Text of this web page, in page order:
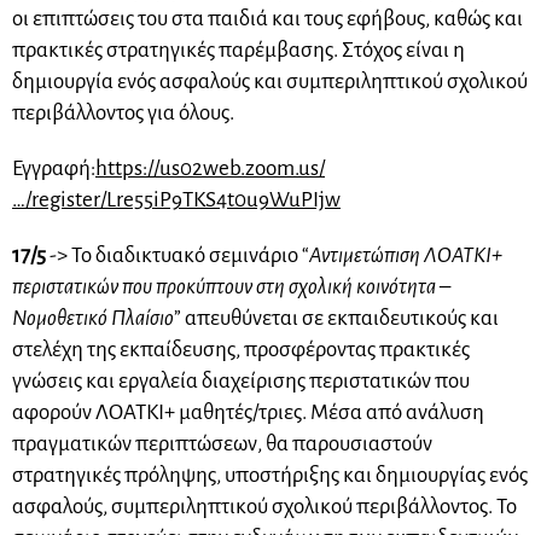
οι επιπτώσεις του στα παιδιά και τους εφήβους, καθώς και
πρακτικές στρατηγικές παρέμβασης. Στόχος είναι η
δημιουργία ενός ασφαλούς και συμπεριληπτικού σχολικού
περιβάλλοντος για όλους.
Εγγραφή: https://us02web.zoom.us/
…/register/Lre55iP9TKS4t0u9WuPIjw
17/5-> Το διαδικτυακό σεμινάριο “Αντιμετώπιση ΛΟΑΤΚΙ+
περιστατικών που προκύπτουν στη σχολική κοινότητα –
Νομοθετικό Πλαίσιο” απευθύνεται σε εκπαιδευτικούς και
στελέχη της εκπαίδευσης, προσφέροντας πρακτικές
γνώσεις και εργαλεία διαχείρισης περιστατικών που
αφορούν ΛΟΑΤΚΙ+ μαθητές/τριες. Μέσα από ανάλυση
πραγματικών περιπτώσεων, θα παρουσιαστούν
στρατηγικές πρόληψης, υποστήριξης και δημιουργίας ενός
ασφαλούς, συμπεριληπτικού σχολικού περιβάλλοντος. Το